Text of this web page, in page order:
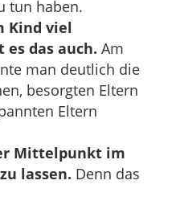
tun haben.
Kind viel
das auch. Am
man deutlich die
besorgten Eltern
Eltern
Mittelpunkt im
lassen. Denn das